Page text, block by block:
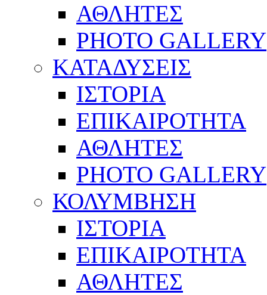
ΑΘΛΗΤΕΣ
PHOTO GALLERY
ΚΑΤΑΔΥΣΕΙΣ
ΙΣΤΟΡΙΑ
ΕΠΙΚΑΙΡΟΤΗΤΑ
ΑΘΛΗΤΕΣ
PHOTO GALLERY
ΚΟΛΥΜΒΗΣΗ
ΙΣΤΟΡΙΑ
ΕΠΙΚΑΙΡΟΤΗΤΑ
ΑΘΛΗΤΕΣ